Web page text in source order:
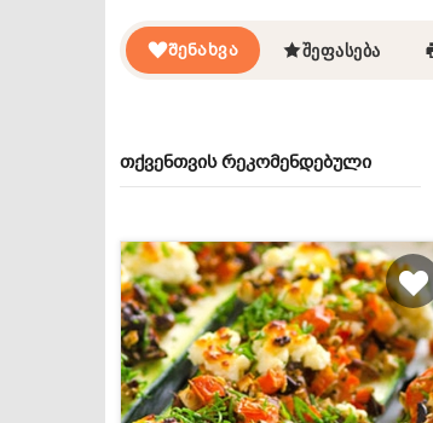
ᲨᲔᲜᲐᲮᲕᲐ ᲨᲔᲤᲐᲡᲔᲑᲐ
თქვენთვის რეკომენდებული